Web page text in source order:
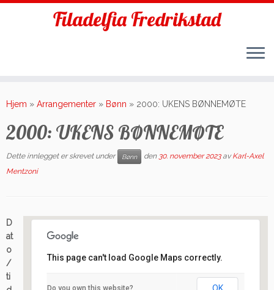
to
Filadelfia Fredrikstad
Hjem » Arrangementer » Bønn » 2000: UKENS BØNNEMØTE
2000: UKENS BØNNEMØTE
Dette innlegget er skrevet under Bønn den 30. november 2023 avKarl-Axel
Mentzoni
This page can't load Google Maps correctly.
Do you own this website?
D
at
o
/
ti